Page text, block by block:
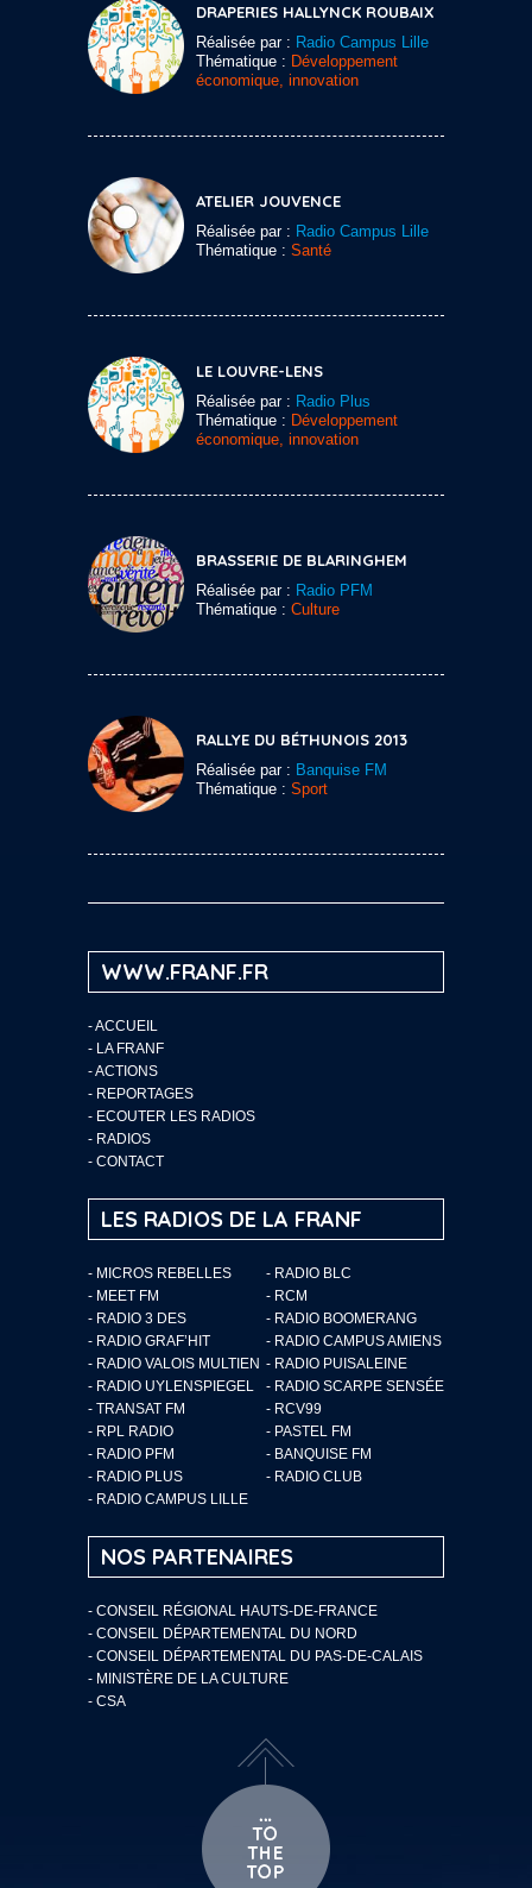
DRAPERIES HALLYNCK ROUBAIX
Réalisée par : Radio Campus Lille
Thématique : Développement
économique, innovation
ATELIER JOUVENCE
Réalisée par : Radio Campus Lille
Thématique : Santé
LE LOUVRE-LENS
Réalisée par : Radio Plus
Thématique : Développement
économique, innovation
BRASSERIE DE BLARINGHEM
Réalisée par : Radio PFM
Thématique : Culture
RALLYE DU BÉTHUNOIS 2013
Réalisée par : Banquise FM
Thématique : Sport
WWW.FRANF.FR
-ACCUEIL
- LA FRANF
-ACTIONS
- REPORTAGES
- ECOUTER LES RADIOS
- RADIOS
- CONTACT
LES RADIOS DE LA FRANF
- MICROS REBELLES
- RADIO BLC
- MEET FM
- RCM
- RADIO 3 DES
- RADIO BOOMERANG
- RADIO GRAF’HIT
- RADIO CAMPUS AMIENS
- RADIO VALOIS MULTIEN - RADIO PUISALEINE
- RADIO UYLENSPIEGEL
- RADIO SCARPE SENSÉE
- TRANSAT FM
- RCV99
- RPL RADIO
- PASTEL FM
- RADIO PFM
- BANQUISE FM
- RADIO PLUS
- RADIO CLUB
- RADIO CAMPUS LILLE
NOS PARTENAIRES
- CONSEIL RÉGIONAL HAUTS-DE-FRANCE
- CONSEIL DÉPARTEMENTAL DU NORD
- CONSEIL DÉPARTEMENTAL DU PAS-DE-CALAIS
- MINISTÈRE DE LA CULTURE
- CSA